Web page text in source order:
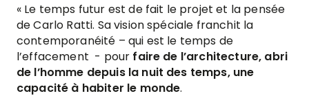
« Le temps futur est de fait le projet et la pensée
de Carlo Ratti. Sa vision spéciale franchit la
contemporanéité – qui est le temps de
l’effacement - pour faire de l’architecture, abri
de l’homme depuis la nuit des temps, une
capacité à habiter le monde.